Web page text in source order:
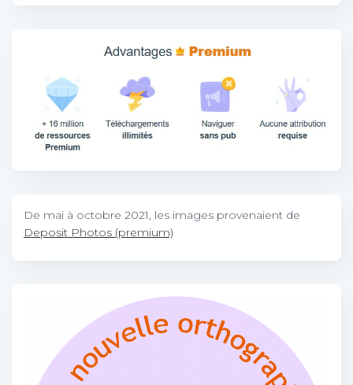
De mai à octobre 2021, les images provenaient de
Deposit Photos (premium)